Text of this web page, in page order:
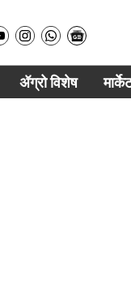
ॲग्रो विशेष